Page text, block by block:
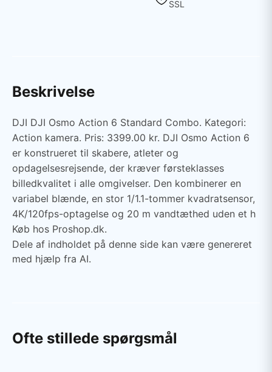
SSL
Beskrivelse
DJI DJI Osmo Action 6 Standard Combo. Kategori:
Action kamera. Pris: 3399.00 kr. DJI Osmo Action 6
er konstrueret til skabere, atleter og
opdagelsesrejsende, der kræver førsteklasses
billedkvalitet i alle omgivelser. Den kombinerer en
variabel blænde, en stor 1/1.1-tommer kvadratsensor,
4K/120fps-optagelse og 20 m vandtæthed uden et h
Køb hos Proshop.dk.
Dele af indholdet på denne side kan være genereret
med hjælp fra AI.
Ofte stillede spørgsmål